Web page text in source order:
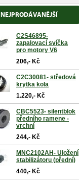
NEJPRODÁVANĚJŠÍ
C2S46895-
zapalovací svíčka
pro motory V6
206,- Kč
C2C30081- středová
krytka kola
1.220,- Kč
CBC5523- silentblok
předního ramene -
vrchní
244,- Kč
MNC2102AH- Uložení
stabilizátoru (přední)
440,- Kč